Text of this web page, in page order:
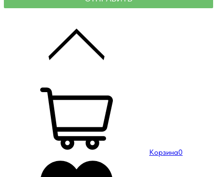
Корзина0